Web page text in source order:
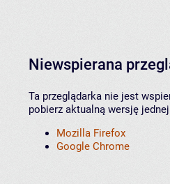
Niewspierana
Ta przeglądarka nie jest
pobierz aktualną wersję
Mozilla Firefox
Google Chrome